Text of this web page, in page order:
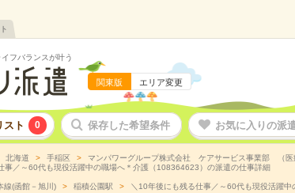
フバランスが叶う
関東版 エリア変更
スト 0 保存した希望条件 お気に入りの派
北海道 手稲区
マンパワーグループ株式会社 ケアサービス事業部 （医
事／～60代も現役活躍中の職場へ＊介護（108364623）の派遣の仕事詳細
線(函館－旭川) 稲積公園駅 ＼10年後にも残る仕事／～60代も現役活躍